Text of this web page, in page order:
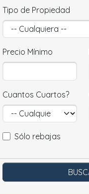
Tipo de Propiedad
Precio Mínimo
Cuantos Cuartos?
Sólo rebajas